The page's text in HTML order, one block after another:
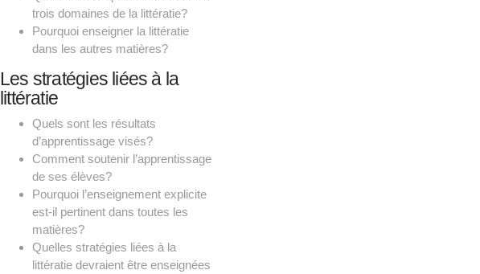
trois domaines de la littératie?
Pourquoi enseigner la littératie
dans les autres matières?
Les stratégies liées à la
littératie
Quels sont les résultats
d’apprentissage visés?
Comment soutenir l’apprentissage
de ses élèves?
Pourquoi l’enseignement explicite
est-il pertinent dans toutes les
matières?
Quelles stratégies liées à la
littératie devraient être enseignées